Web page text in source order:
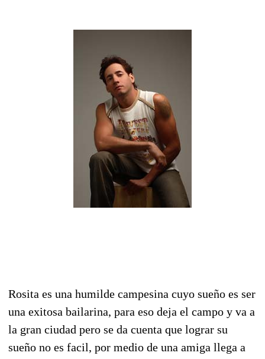
Rosita es una humilde campesina cuyo sueño es ser
una exitosa bailarina, para eso deja el campo y va a
la gran ciudad pero se da cuenta que lograr su
sueño no es facil, por medio de una amiga llega a